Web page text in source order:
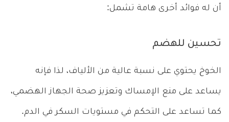
أن له فوائد أخرى هامة تشمل:
تحسين للهضم
الخوخ يحتوي على نسبة عالية من الألياف، لذا فإنه
يساعد على منع الإمساك وتعزيز صحة الجهاز الهضمي،
كما تساعد على التحكم في مستويات السكر في الدم.